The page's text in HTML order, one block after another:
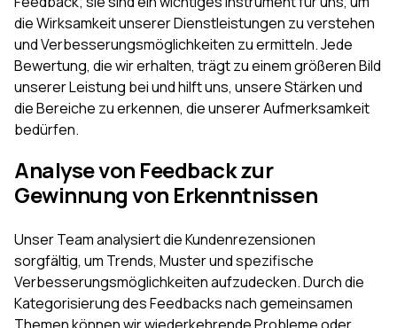
die Wirksamkeit unserer Dienstleistungen zu verstehen
und Verbesserungsmöglichkeiten zu ermitteln. Jede
Bewertung, die wir erhalten, trägt zu einem größeren Bild
unserer Leistung bei und hilft uns, unsere Stärken und
die Bereiche zu erkennen, die unserer Aufmerksamkeit
bedürfen.
Analyse von Feedback zur
Gewinnung von Erkenntnissen
Unser Team analysiert die Kundenrezensionen
sorgfältig, um Trends, Muster und spezifische
Verbesserungsmöglichkeiten aufzudecken. Durch die
Kategorisierung des Feedbacks nach gemeinsamen